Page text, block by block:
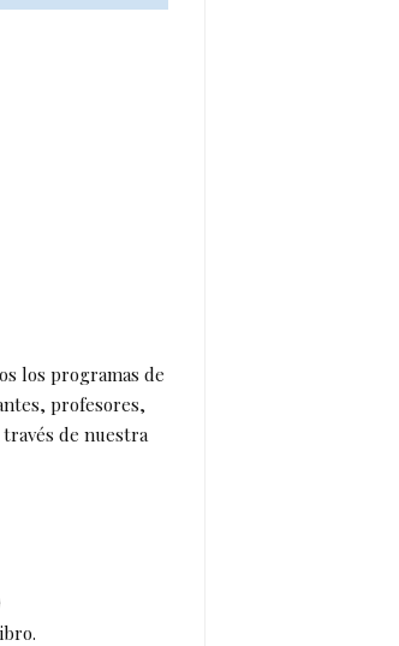
los programas de
profesores,
de nuestra